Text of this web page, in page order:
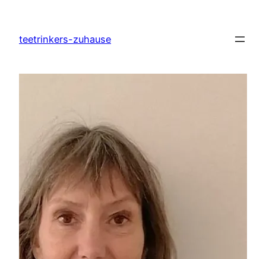
springen
teetrinkers-zuhause